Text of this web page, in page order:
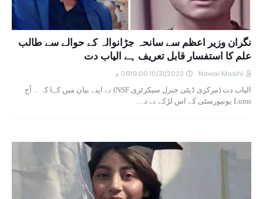
نگران وزیر اعظم سے سانحہ جڑانوالہ کے حوالے سے طالب
علم کا استفسار قابل تعریف ہے الیاب دت
Nawai Masihi 10/31/2023 08:19:00 م
الیاب دت (مرکزی ڈپٹی جنرل سیکرٹری NSF) نے اپنے بیان میں کہا کہ ۔ آج
Lums یونیورسٹی کے اس لڑکے نے د…